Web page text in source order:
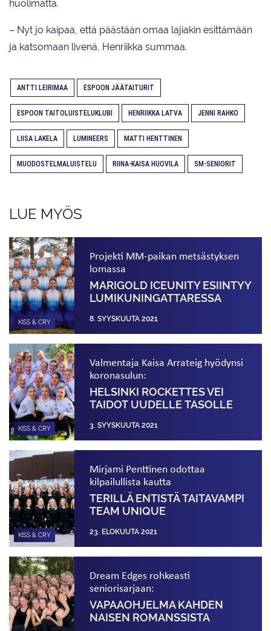
huolimatta.
– Nyt jo kaipaa, että päästään omaa lajiakin esittämään
ja katsomaan livenä, Henriikka summaa.
ANTTI LEIRIMAA ESPOON JÄÄTAITURIT
ESPOON TAITOLUISTELUKLUBI HENRIIKKA LATVA JENNI RAHKO
LIISA LAKELA LUMINEERS MATTI HENTTINEN
MUODOSTELMALUISTELU RIINA-KAISA HUOVILA SM-SENIORIT
LUE MYÖS
KISS & CRY
Projekti MM-paikan metsästyksen
lomassa
MARIGOLD ICEUNITY ESIINTYY
LUMI­KUNINGATTARESSA
8. SYYSKUUTA 2021
KISS & CRY
Valmentaja Kaisa Arrateig hyödynsi
koronasulun:
HELSINKI ROCKETTES VEI
TAIDOT UUDELLE TASOLLE
3. SYYSKUUTA 2021
KISS & CRY
Mirjami Penttinen odottaa
kilpailullista kautta
TERILLÄ ENTISTÄ TAITAVAMPI
TEAM UNIQUE
23. ELOKUUTA 2021
Dream Edges rohkeasti
seniorisarjaan:
VAPAAOHJELMA KAHDEN
NAISEN ROMANSSISTA